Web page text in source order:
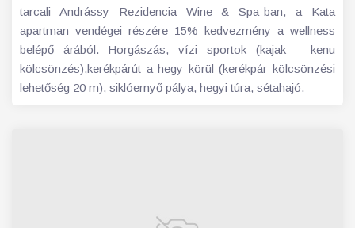
tarcali Andrássy Rezidencia Wine & Spa-ban, a Kata
apartman vendégei részére 15% kedvezmény a wellness
belépő árából. Horgászás, vízi sportok (kajak – kenu
kölcsönzés),kerékpárút a hegy körül (kerékpár kölcsönzési
lehetőség 20 m), siklóernyő pálya, hegyi túra, sétahajó.